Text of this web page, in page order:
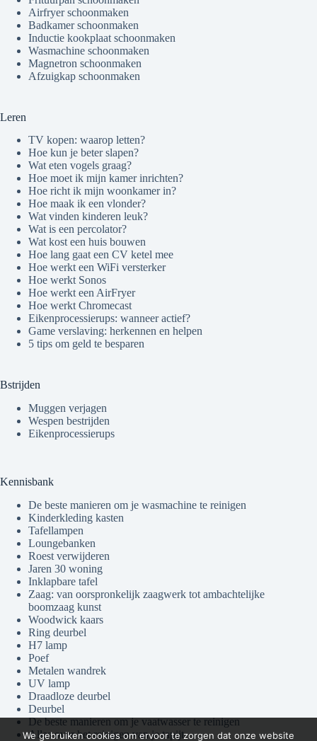
Airfryer schoonmaken
Badkamer schoonmaken
Inductie kookplaat schoonmaken
Wasmachine schoonmaken
Magnetron schoonmaken
Afzuigkap schoonmaken
Leren
TV kopen: waarop letten?
Hoe kun je beter slapen?
Wat eten vogels graag?
Hoe moet ik mijn kamer inrichten?
Hoe richt ik mijn woonkamer in?
Hoe maak ik een vlonder?
Wat vinden kinderen leuk?
Wat is een percolator?
Wat kost een huis bouwen
Hoe lang gaat een CV ketel mee
Hoe werkt een WiFi versterker
Hoe werkt Sonos
Hoe werkt een AirFryer
Hoe werkt Chromecast
Eikenprocessierups: wanneer actief?
Game verslaving: herkennen en helpen
5 tips om geld te besparen
Bstrijden
Muggen verjagen
Wespen bestrijden
Eikenprocessierups
Kennisbank
De beste manieren om je wasmachine te reinigen
Kinderkleding kasten
Tafellampen
Loungebanken
Roest verwijderen
Jaren 30 woning
Inklapbare tafel
Zaag: van oorspronkelijk zaagwerk tot ambachtelijke
boomzaag kunst
Woodwick kaars
Ring deurbel
H7 lamp
Poef
Metalen wandrek
UV lamp
Draadloze deurbel
Deurbel
De beste manieren om je vaatwasser te reinigen
Alles over het reinigen van je tapijt
We gebruiken cookies om ervoor te zorgen dat onze website